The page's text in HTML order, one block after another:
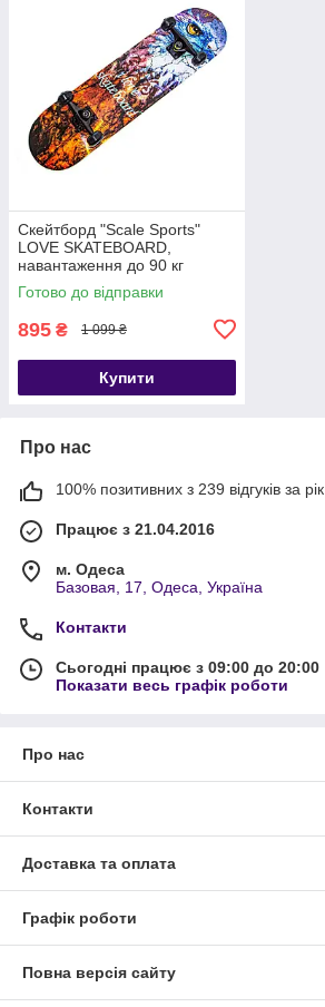
Скейтборд "Scale Sports"
LOVE SKATEBOARD,
навантаження до 90 кг
Готово до відправки
895 ₴ 1 099 ₴
Купити
Про нас
100% позитивних з 239 відгуків за рік
Працює з 21.04.2016
м. Одеса
Базовая, 17, Одеса, Україна
Контакти
Сьогодні працює з 09:00 до 20:00
Показати весь графік роботи
Про нас
Контакти
Доставка та оплата
Графік роботи
Повна версія сайту